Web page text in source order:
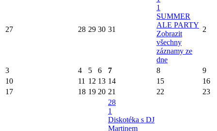
27 28 29 30 31
1
SUMMER
ALE PARTY
Zobrazit
všechny
záznamy ze
dne
2
3 4 5 6 7 8
9
10
11 12 13 14 15
16
17
18 19 20 21 22 23
28
1
Diskotéka s DJ
Martinem